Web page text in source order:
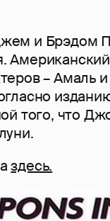
и Брэдом
– Амаль
того, что
здесь.